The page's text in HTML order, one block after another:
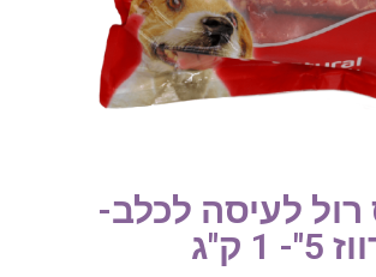
רול לעיסה לכלב-
ק"ג